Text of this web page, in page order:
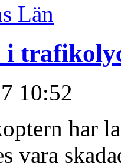
Län
i
10:52
har
vara